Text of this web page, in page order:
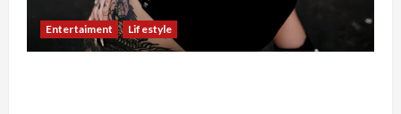
Entertaiment Lifestyle